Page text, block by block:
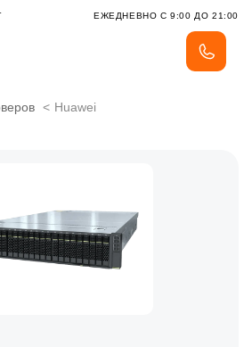
ЕЖЕДНЕВНО С 9:00 ДО 21:00
Huawei